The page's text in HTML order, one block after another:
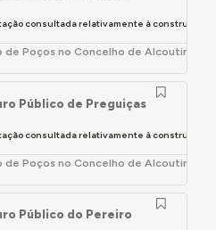
Ambiente;
Reservas e
[DR n.º 278/1978, Série I,
de 23 de maio:Extingue em
os que restavam
, nomeadamente, relativas
passam para a
as obras realizadas no
da Comissão Regional
passam para as
consultada relativamente à construção
Poços no Concelho de Alcoutim -
Público de Preguiças
consultada relativamente à construção
Poços no Concelho de Alcoutim -
Público do Pereiro